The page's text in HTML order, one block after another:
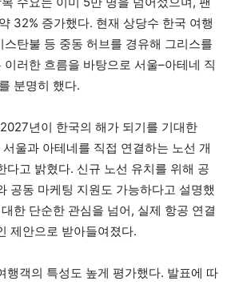
32% 증가했다. 현재 상당수 한국 여행
스탄불 등 중동 허브를 경유해 그리스를
러한 흐름을 바탕으로 서울–아테네 직
분명히 했다.
년이 한국의 해가 되기를 기대한
울과 아테네를 직접 연결하는 노선 개
다고 밝혔다. 신규 노선 유치를 위해 공
공동 마케팅 지원도 가능하다고 설명했
한 단순한 관심을 넘어, 실제 항공 연결
제안으로 받아들여졌다.
행객의 특성도 높게 평가했다. 발표에 따